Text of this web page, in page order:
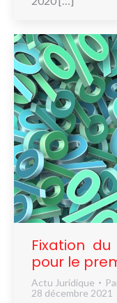
Fixation
pour le
Actu Juridique
28 décembre 2021